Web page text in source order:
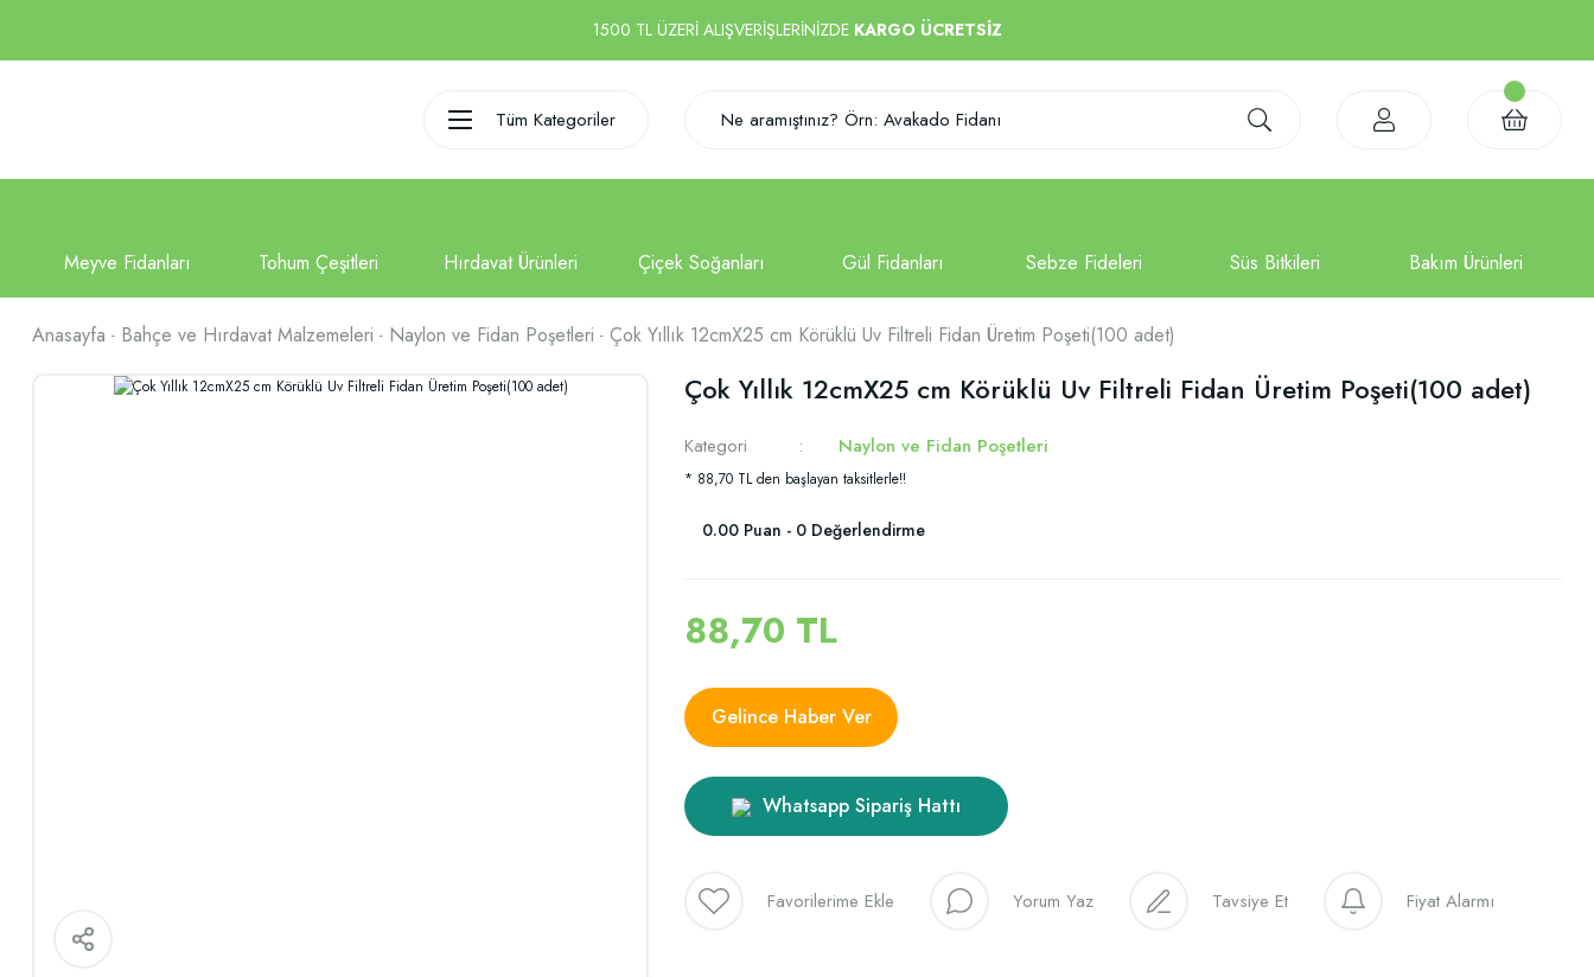
1500 TL ÜZERİ ALIŞVERİŞLERİNİZDE KARGO ÜCRETSİZ
Tüm Kategoriler
Anasayfa Bahçe ve Hırdavat Malzemeleri Naylon ve Fidan Poşetleri Çok Yıllık 12cmX25 cm Körüklü Uv Filtreli Fidan Üretim Poşeti(100 adet)
Çok Yıllık 12cmX25 cm Körüklü Uv Filtreli Fidan Üretim Poşeti(100 adet)
Kategori Naylon ve Fidan Poşetleri
* 88,70 TL den başlayan taksitlerle!!
0.00 Puan - 0 Değerlendirme
88,70 TL
Gelince Haber Ver
Whatsapp Sipariş Hattı
Yorum Yaz Tavsiye Et Fiyat Alarmı